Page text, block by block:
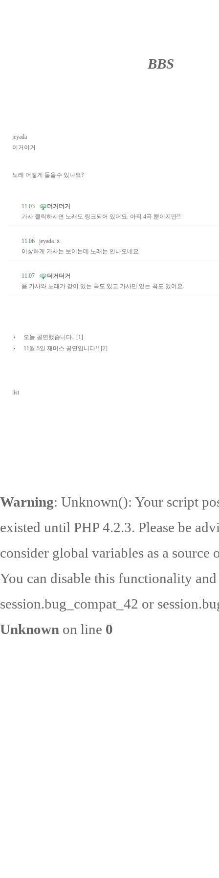
BBS
jeyada
이거이거
노래 어떻게 들을수 있나요?
11.03
더거더거
가사 클릭하시면 노래도 링크되어 있어요. 아직 4곡 뿐이지만!!
11.06 jeyada x
이상하게 가사는 보이는데 노래는 안나오네요
11.07
더거더거
음 가사와 노래가 같이 있는 곡도 있고 가사만 있는 곡도 있어요.
오늘 공연했습니다.. [1]
11월 5일 재머스 공연입니다!! [2]
list
Warning: Unknown(): Your script
existed until PHP 4.2.3. Please be
consider global variables as a source
You can disable this functionality
session.bug_compat_42 or
Unknown on line 0